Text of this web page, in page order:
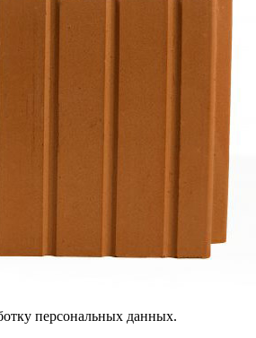
персональных данных.